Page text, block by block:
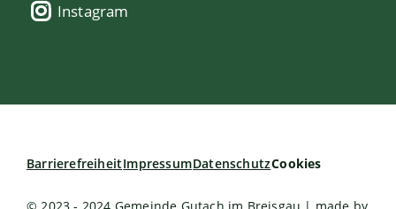
Instagram
BarrierefreiheitImpressumDatenschutzCookies
© 2023 - 2024 Gemeinde Gutach im Breisgau | made by